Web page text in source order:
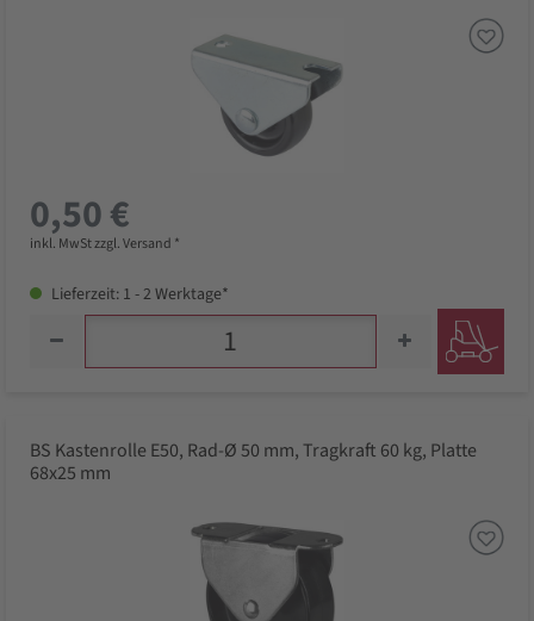
0,50 €
inkl. MwSt zzgl. Versand *
Lieferzeit: 1 - 2 Werktage*
BS Kastenrolle E50, Rad-Ø 50 mm, Tragkraft 60 kg, Platte
68x25 mm